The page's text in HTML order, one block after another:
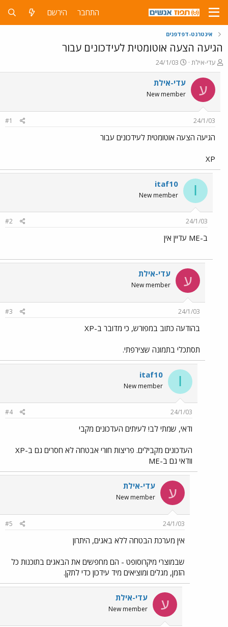
התחבר הירשם
אינטרנט-דפדפנים
הגיעה הצעה אוטומטית לעידכונים עבור
פ
ו
ת
ח
ה
ש
א
עדי-אילת
פ
ו
ר
ס
ם
ר
24/1/03
ע עדי-אילת
New member
24/1/03
#1
הגיעה הצעה אוטומטית לעידכונים עבור
XP
I
itaf10
New member
24/1/03
#2
ב-ME עדיין אין
ע עדי-אילת
New member
24/1/03
#3
בהודעה כתוב במפורש, כי מדובר ב-XP
תסתכלי בתמונה שצירפתי.
I
itaf10
New member
24/1/03
#4
ודאי, שמתי לב! לעיתים העדכונים מקבי
העדכונים מקבילים. פריצות חורי אבטחה לא חסרים גם ב-XP
וודאי גם ב-ME
ע עדי-אילת
New member
24/1/03
#5
אין מערכת הבטחה ללא באגים, היתרון
שבמוצרי מיקרוסופט - הם מחפשים את הבאגים בתוכנות כל
הזמן, מגלים ומוציאים מיד עידכון כדי לתקן.
ע עדי-אילת
New member